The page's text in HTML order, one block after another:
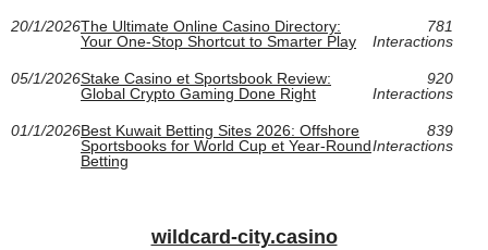
20/1/2026The Ultimate Online Casino Directory:
Your One‑Stop Shortcut to Smarter Play
781
Interactions
05/1/2026Stake Casino et Sportsbook Review:
Global Crypto Gaming Done Right
920
Interactions
01/1/2026Best Kuwait Betting Sites 2026: Offshore
Sportsbooks for World Cup et Year‑Round
Betting
839
Interactions
wildcard-city.casino